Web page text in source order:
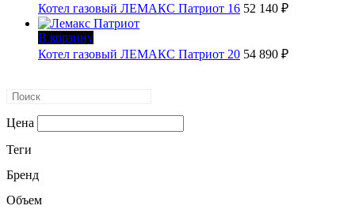
Котел газовый ЛЕМАКС Патриот 16 52 140 ₽
В корзину
Котел газовый ЛЕМАКС Патриот 20 54 890 ₽
Цена
Теги
Бренд
Объем